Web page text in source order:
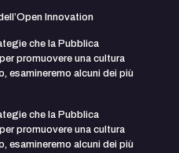
Innovation
che la Pubblica
promuovere una cultura
esamineremo alcuni dei più
che la Pubblica
promuovere una cultura
esamineremo alcuni dei più